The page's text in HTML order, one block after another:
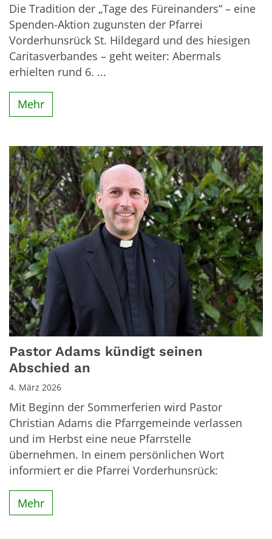
Die Tradition der „Tage des Füreinanders“ – eine
Spenden-Aktion zugunsten der Pfarrei
Vorderhunsrück St. Hildegard und des hiesigen
Caritasverbandes – geht weiter: Abermals
erhielten rund 6. ...
Mehr
Pastor Adams kündigt seinen
Abschied an
4. März 2026
Mit Beginn der Sommerferien wird Pastor
Christian Adams die Pfarrgemeinde verlassen
und im Herbst eine neue Pfarrstelle
übernehmen. In einem persönlichen Wort
informiert er die Pfarrei Vorderhunsrück:
Mehr